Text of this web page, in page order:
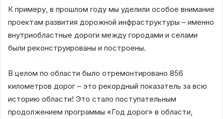
К примеру, в прошлом году мы уделили особое внимание
проектам развития дорожной инфраструктуры – именно
внутриобластные дороги между городами и селами
были реконструированы и построены.
В целом по области было отремонтировано 856
километров дорог – это рекордный показатель за всю
историю области! Это стало поступательным
продолжением программы «Год дорог» в области,